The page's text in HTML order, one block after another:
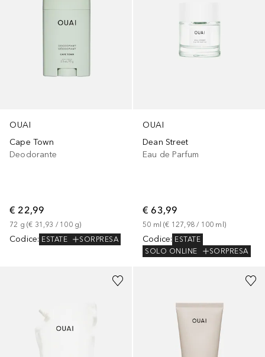
OUAI
Cape Town
Deodorante
€ 22,99
72 g (€ 31,93 / 100 g)
Codice: ESTATE SORPRESA
OUAI
Dean Street
Eau de Parfum
€ 63,99
50 ml (€ 127,98 / 100 ml )
Codice: ESTATE
SOLO ONLINE
SORPRESA